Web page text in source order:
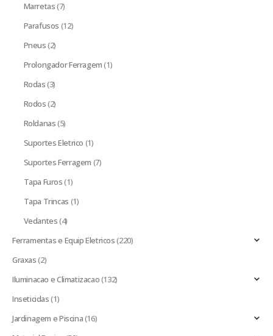
Marretas(7)
Parafusos (12)
Pneus(2)
Prolongador Ferragem(1)
Rodas(3)
Rodos(2)
Roldanas(5)
Suportes Eletrico (1)
Suportes Ferragem (7)
Tapa Furos(1)
Tapa Trincas (1)
Vedantes(4)
Ferramentas e Equip Eletricos(220)
Graxas(2)
Iluminacao e Climatizacao(132)
Inseticidas(1)
Jardinagem e Piscina(16)